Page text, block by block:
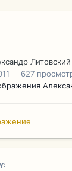
Литовский
627